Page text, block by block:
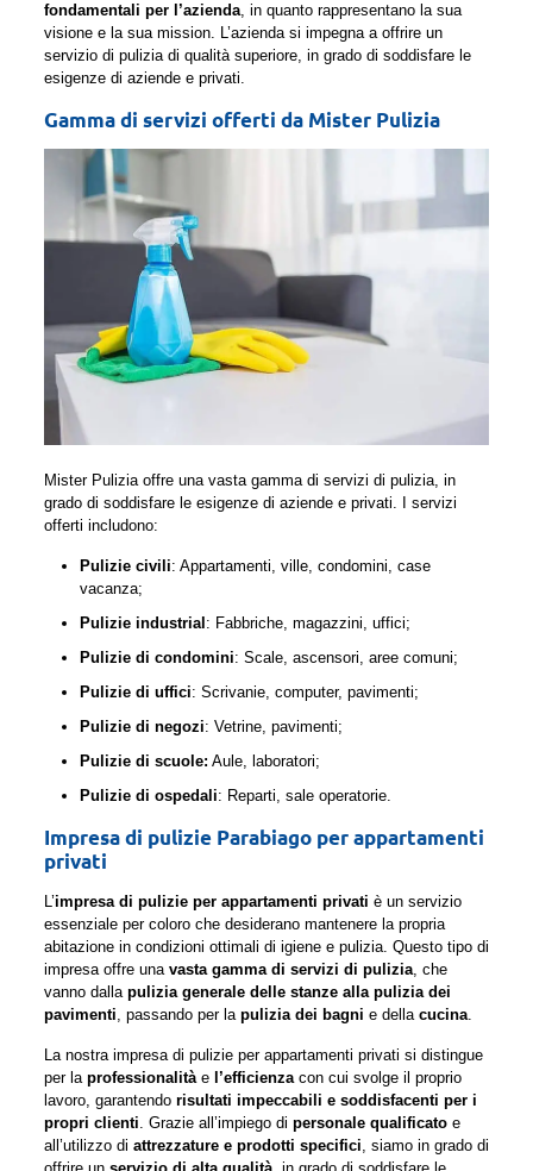
fondamentali per l’azienda, in quanto rappresentano la sua
visione e la sua mission. L’azienda si impegna a offrire un
servizio di pulizia di qualità superiore, in grado di soddisfare le
esigenze di aziende e privati.
Gamma di servizi offerti da Mister Pulizia
Mister Pulizia offre una vasta gamma di servizi di pulizia, in
grado di soddisfare le esigenze di aziende e privati. I servizi
offerti includono:
Pulizie civili: Appartamenti, ville, condomini, case
vacanza;
Pulizie industrial : Fabbriche, magazzini, uffici;
Pulizie di condomini: Scale, ascensori, aree comuni;
Pulizie di uffici: Scrivanie, computer, pavimenti;
Pulizie di negozi: Vetrine, pavimenti;
Pulizie di scuole: Aule, laboratori;
Pulizie di ospedali: Reparti, sale operatorie.
Impresa di pulizie Parabiago per appartamenti
privati
L’impresa di pulizie per appartamenti privati è un servizio
essenziale per coloro che desiderano mantenere la propria
abitazione in condizioni ottimali di igiene e pulizia. Questo tipo di
impresa offre una vasta gamma di servizi di pulizia, che
vanno dalla pulizia generale delle stanze alla pulizia dei
pavimenti, passando per lapulizia dei bagni e della cucina.
La nostra impresa di pulizie per appartamenti privati si distingue
per la professionalitàe l’efficienzacon cui svolge il proprio
lavoro, garantendo risultati impeccabili e soddisfacenti per i
propri clienti. Grazie all’impiego di personale qualificatoe
all’utilizzo di attrezzature e prodotti specifici, siamo in grado di